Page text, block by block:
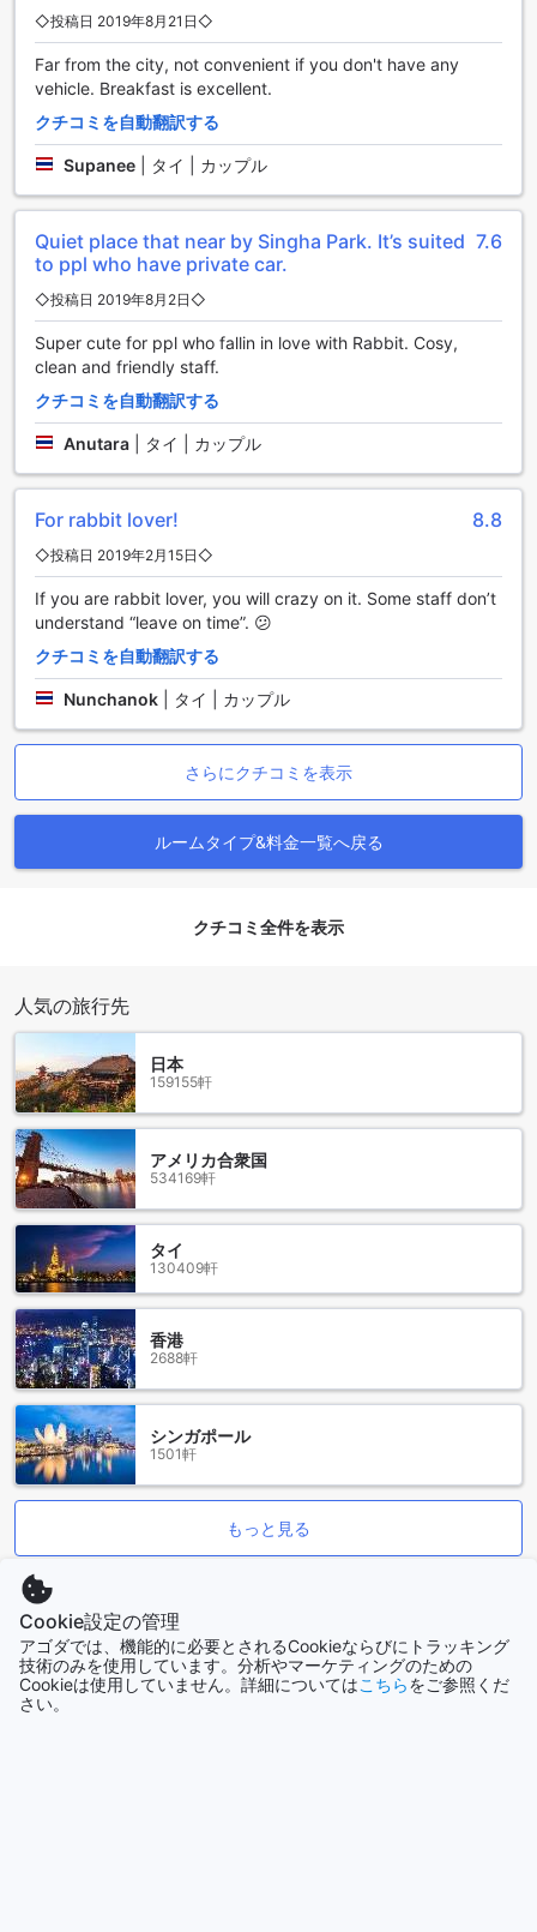
してお車を停めることができます。
ベッド&ブレックファーストは理想的な宿泊先です。自分のペ
ースで周辺の観光地を巡ることができ、快適な自家用車での
く、充実した交通環境が整っています。
トゥ ザ ムーン ベッド&ブレックファーストの客室設備
を実現するための充実した客室設備をご用意しています。各
客室には、心地よい空調が完備されており、暑いチェンライ
の気候でも涼しく快適にお過ごしいただけます。また、バル
コニーまたはテラスが付いているお部屋では、朝の光を浴び
ながらコーヒーを楽しんだり、夕暮れ時に美しい景色を眺め
たりすることができます。
さらに、各客室には便利な冷蔵庫が備え付けられており、冷
たい飲み物や軽食を手軽に楽しむことができます。無料のボ
トルウォーターや、必要なトイレタリー、タオルも完備され
ており、細やかな配慮が感じられます。ヘアドライヤーも完
備されているため、チェックアウト前の準備もスムーズに行
えます。トゥ ザ ムーン ベッド&ブレックファーストでの滞在
トゥ ザ ムーン ベッド&ブレックファーストのダイニング施設
トゥ ザ ムーン ベッド&ブレックファーストでは、ゲストの皆
様に心温まるダイニング体験を提供しています。朝食は、毎
日新鮮な食材を使用したコンチネンタルブレックファースト
が用意されており、豊かな味わいと共に爽やかな一日のスタ
ートをお手伝いします。サクサクのクロワッサンや、フルー
に富んだメニューが揃い、どなたでも満足いただける内容と
なっています。朝の光が差し込む明るいダイニングエリア
さらに、トゥ ザ ムーン ベッド&ブレックファーストでは、毎
日のハウスキーピングサービスも行っており、清潔で快適な
トにも柔軟に対応してくれるため、安心してお食事を楽しむ
さい。
トゥ ザ ムーン ベッド&ブレックファーストでは、心地よいひ
とときを過ごすためのスタンダードダブルルームをご用意し
ています。この客室は20平方メートルの広さを誇り、贅沢な
キングベッドが配置されています。シンプルでありながらも
温かみのあるインテリアが、訪れるゲストを優しく迎え入
れ、リラックスできる空間を提供します。静かな環境の中
で、心身ともにリフレッシュできること間違いなしです。
アゴダでの予約を通じて、トゥ ザ ムーン ベッド&ブレックフ
ァーストのスタンダードダブルルームを手に入れることで、
最良の価格を確保できます。さらに、簡単でストレスのない
予約プロセスにより、旅行の計画がスムーズに進むことをお
約束します。特別なひとときを過ごすために、ぜひアゴダで
の予約を検討してみてください。
フアイチョンプー - 自然の美と文化の交差点
フアイチョンプーは、タイのチェンライに位置する美しい観
光地で、自然の美しさと豊かな文化が融合した場所です。こ
の地域は、壮大な山々と青々とした田園風景に囲まれてお
特徴で、カヤックやラフティングを楽しむのに最適なスポッ
トです。また、川沿いの散策路を歩けば、地元の植物や動物
を観察しながらリラックスしたひとときを過ごすことができ
ます。
この地域は、自然の美しさだけでなく、地元の文化も体験で
きる場所です。フアイチョンプー周辺には、伝統的な村や市
◇投稿日 2019年8月21日◇
Far from the city, not convenient if you don't have any
vehicle. Breakfast is excellent.
クチコミを自動翻訳する
Supanee タイ | カップル
Quiet place that near by Singha Park. It’s suited
to ppl who have private car.
7.6
◇投稿日 2019年8月2日◇
Super cute for ppl who fallin in love with Rabbit. Cosy,
clean and friendly staff.
クチコミを自動翻訳する
Anutara タイ | カップル
For rabbit lover! 8.8
◇投稿日 2019年2月15日◇
If you are rabbit lover, you will crazy on it. Some staff don’t
understand “leave on time”. 😕
クチコミを自動翻訳する
Nunchanok タイ | カップル
さらにクチコミを表示
ルームタイプ&料金一覧へ戻る
クチコミ全件を表示
人気の旅行先
日本
159155軒
アメリカ合衆国
534169軒
タイ
130409軒
香港
2688軒
シンガポール
1501軒
もっと見る
今話題の都市
Cookie設定の管理
アゴダでは、機能的に必要とされるCookieならびにトラッキング
技術のみを使用しています。分析やマーケティングのための
Cookieは使用していません。詳細についてはこちらをご参照くだ
さい。